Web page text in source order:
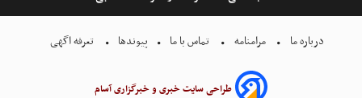
درباره ما مرامنامه تماس با ما پیوندها تعرفه اگهی
طراحی سایت خبری و خبرگزاری آسام